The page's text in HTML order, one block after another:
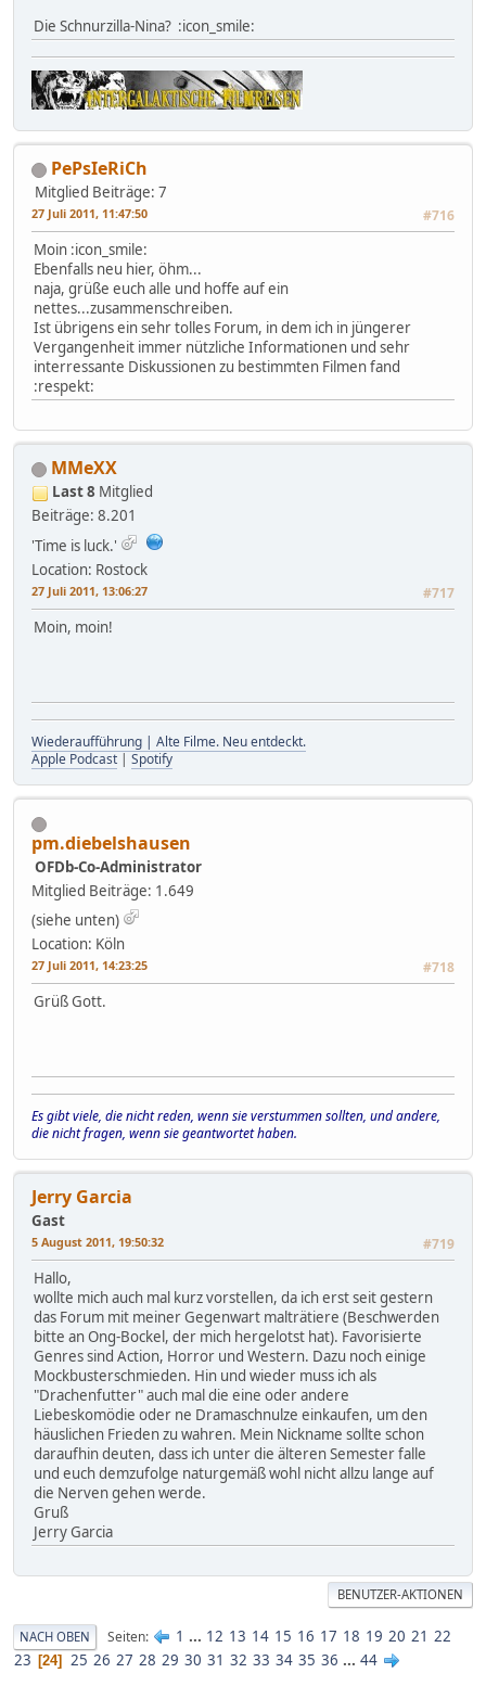
Die Schnurzilla-Nina? :icon_smile:
PePsIeRiCh
Mitglied Beiträge: 7
27 Juli 2011, 11:47:50 #716
Moin :icon_smile:
Ebenfalls neu hier, öhm...
naja, grüße euch alle und hoffe auf ein
nettes...zusammenschreiben.
Ist übrigens ein sehr tolles Forum, in dem ich in jüngerer
Vergangenheit immer nützliche Informationen und sehr
interressante Diskussionen zu bestimmten Filmen fand
:respekt:
MMeXX
Last 8 Mitglied
Beiträge: 8.201
'Time is luck.'
Location: Rostock
27 Juli 2011, 13:06:27 #717
Moin, moin!
Wiederaufführung | Alte Filme. Neu entdeckt.
Apple Podcast | Spotify
pm.diebelshausen
OFDb-Co-Administrator
Mitglied Beiträge: 1.649
(siehe unten)
Location: Köln
27 Juli 2011, 14:23:25 #718
Grüß Gott.
Es gibt viele, die nicht reden, wenn sie verstummen sollten, und andere,
die nicht fragen, wenn sie geantwortet haben.
Jerry Garcia
Gast
5 August 2011, 19:50:32 #719
Hallo,
wollte mich auch mal kurz vorstellen, da ich erst seit gestern
das Forum mit meiner Gegenwart malträtiere (Beschwerden
bitte an Ong-Bockel, der mich hergelotst hat). Favorisierte
Genres sind Action, Horror und Western. Dazu noch einige
Mockbusterschmieden. Hin und wieder muss ich als
"Drachenfutter" auch mal die eine oder andere
Liebeskomödie oder ne Dramaschnulze einkaufen, um den
häuslichen Frieden zu wahren. Mein Nickname sollte schon
daraufhin deuten, dass ich unter die älteren Semester falle
und euch demzufolge naturgemäß wohl nicht allzu lange auf
die Nerven gehen werde.
Gruß
Jerry Garcia
BENUTZER-AKTIONEN
NACH OBEN Seiten 1 ... 12 13 14 15 16 17 18 19 20 21 22
23
24 25 26 27 28 29 30 31 32 33 34 35 36 ... 44